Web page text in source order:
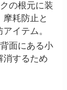
の根元に装
耗防止と
イテム。
面にある小
消するため